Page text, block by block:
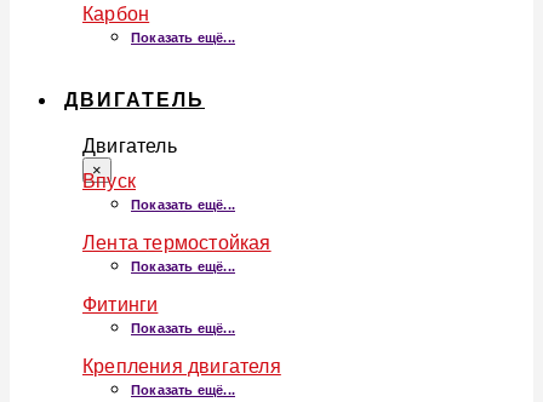
Карбон
Показать ещё...
ДВИГАТЕЛЬ
Двигатель
×
Впуск
Показать ещё...
Лента термостойкая
Показать ещё...
Фитинги
Показать ещё...
Крепления двигателя
Показать ещё...